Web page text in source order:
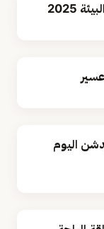
2025
اليوم